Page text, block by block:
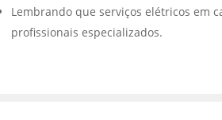
Lembrando que serviços elétricos em
profissionais especializados.